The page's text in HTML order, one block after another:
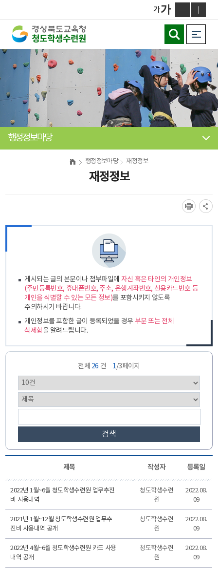
가가
인
바
가
기
행정정보마당
행정정보마당 재정정보
재정정보
게시되는 글의 본문이나 첨부파일에 자신 혹은 타인의 개인정보
(주민등록번호, 휴대폰번호, 주소, 은행계좌번호, 신용카드번호 등
개인을 식별할 수 있는 모든 정보)를 포함시키지 않도록
주의하시기 바랍니다.
개인정보를 포함한 글이 등록되었을 경우 부분 또는 전체
삭제함을 알려드립니다.
전체 26 건 1/3페이지
검색
제목 작성자 등록일
2022년 1월~6월 청도학생수련원 업무추진
비 사용내역
청도학생수련
원
2022.08.
09
2021년 1월~12월 청도학생수련원 업무추
진비 사용내역 공개
청도학생수련
원
2022.08.
09
2022년 4월~6월 청도학생수련원 카드 사용
내역 공개
청도학생수련
원
2022.08.
09